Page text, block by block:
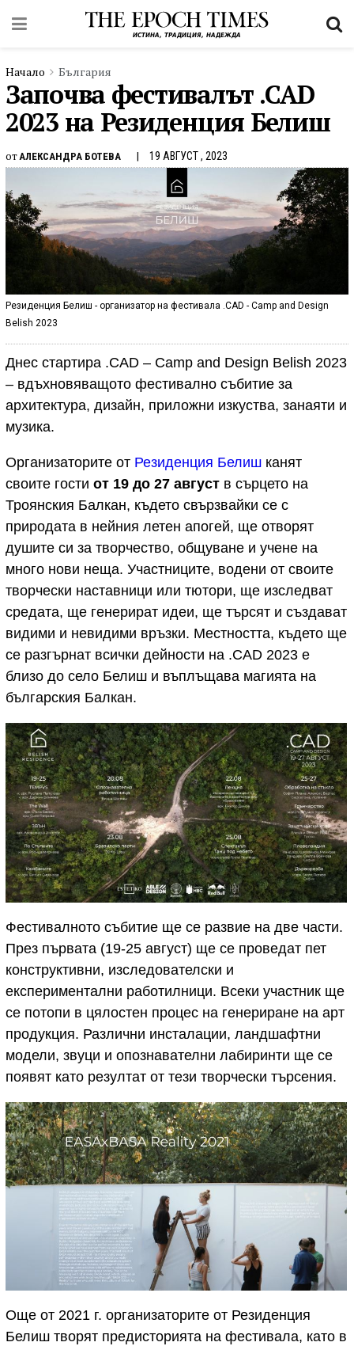
Начало България
Започва фестивалът .CAD
2023 на Резиденция Белиш
от АЛЕКСАНДРА БОТЕВА 19 АВГУСТ , 2023
Резиденция Белиш - организатор на фестивала .CAD - Camp and Design
Belish 2023
Днес стартира .CAD – Camp and Design Belish 2023
– вдъхновяващото фестивално събитие за
архитектура, дизайн, приложни изкуства, занаяти и
музика.
Организаторите от Резиденция Белиш канят
своите гости от 19 до 27 август в сърцето на
Троянския Балкан, където свързвайки се с
природата в нейния летен апогей, ще отворят
душите си за творчество, общуване и учене на
много нови неща. Участниците, водени от своите
творчески наставници или тютори, ще изследват
средата, ще генерират идеи, ще търсят и създават
видими и невидими връзки. Местността, където ще
се разгърнат всички дейности на .CAD 2023 е
близо до село Белиш и въплъщава магията на
българския Балкан.
Фестивалното събитие ще се развие на две части.
През първата (19-25 август) ще се проведат пет
конструктивни, изследователски и
експериментални работилници. Всеки участник ще
се потопи в цялостен процес на генериране на арт
продукция. Различни инсталации, ландшафтни
модели, звуци и опознавателни лабиринти ще се
появят като резултат от тези творчески търсения.
Още от 2021 г. организаторите от Резиденция
Белиш творят предисторията на фестивала, като в